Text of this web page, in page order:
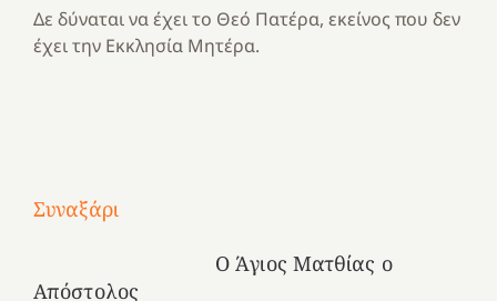
Δε δύναται να έχει το Θεό Πατέρα, εκείνος που δεν
έχει την Εκκλησία Μητέρα.
Συναξάρι
Ο Άγιος Ματθίας ο
Απόστολος
Μια
και
Κατασκηνωτικές